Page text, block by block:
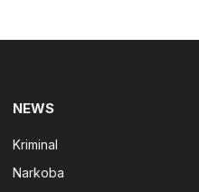
NEWS
Kriminal
Narkoba